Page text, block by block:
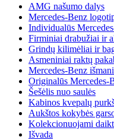
AMG našumo dalys
Mercedes-Benz
Individualūs
Firminiai drabužiai ir
Grindų kilimėliai ir
Asmeniniai raktų
Mercedes-Benz
Originalūs Mercedes-
Šešėlis nuo saulės
Kabinos kvepalų
Aukštos kokybės
Kolekcionuojami
Išvada